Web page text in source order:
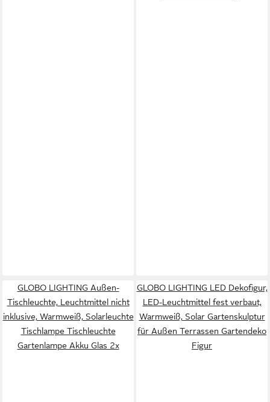
GLOBO LIGHTING Außen-
Tischleuchte, Leuchtmittel nicht
inklusive, Warmweiß, Solarleuchte
Tischlampe Tischleuchte
Gartenlampe Akku Glas 2x
GLOBO LIGHTING LED Dekofigur,
LED-Leuchtmittel fest verbaut,
Warmweiß, Solar Gartenskulptur
für Außen Terrassen Gartendeko
Figur